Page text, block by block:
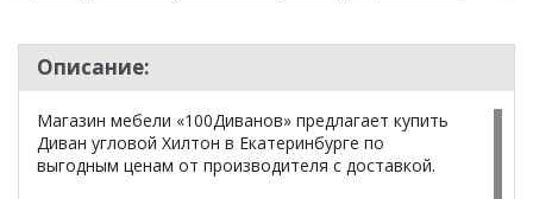
Описание:
Магазин мебели «100Диванов» предлагает купить
Диван угловой Хилтон в Екатеринбурге по
выгодным ценам от производителя с доставкой.